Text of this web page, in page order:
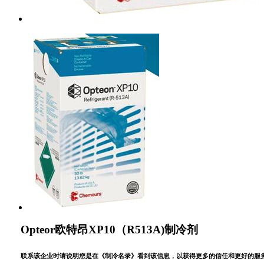
Opteor欧特昂XP10（R513A)制冷剂
联系该企业时请说明您是在《制冷名录》看到该信息，以获得更多的信任和更好的服